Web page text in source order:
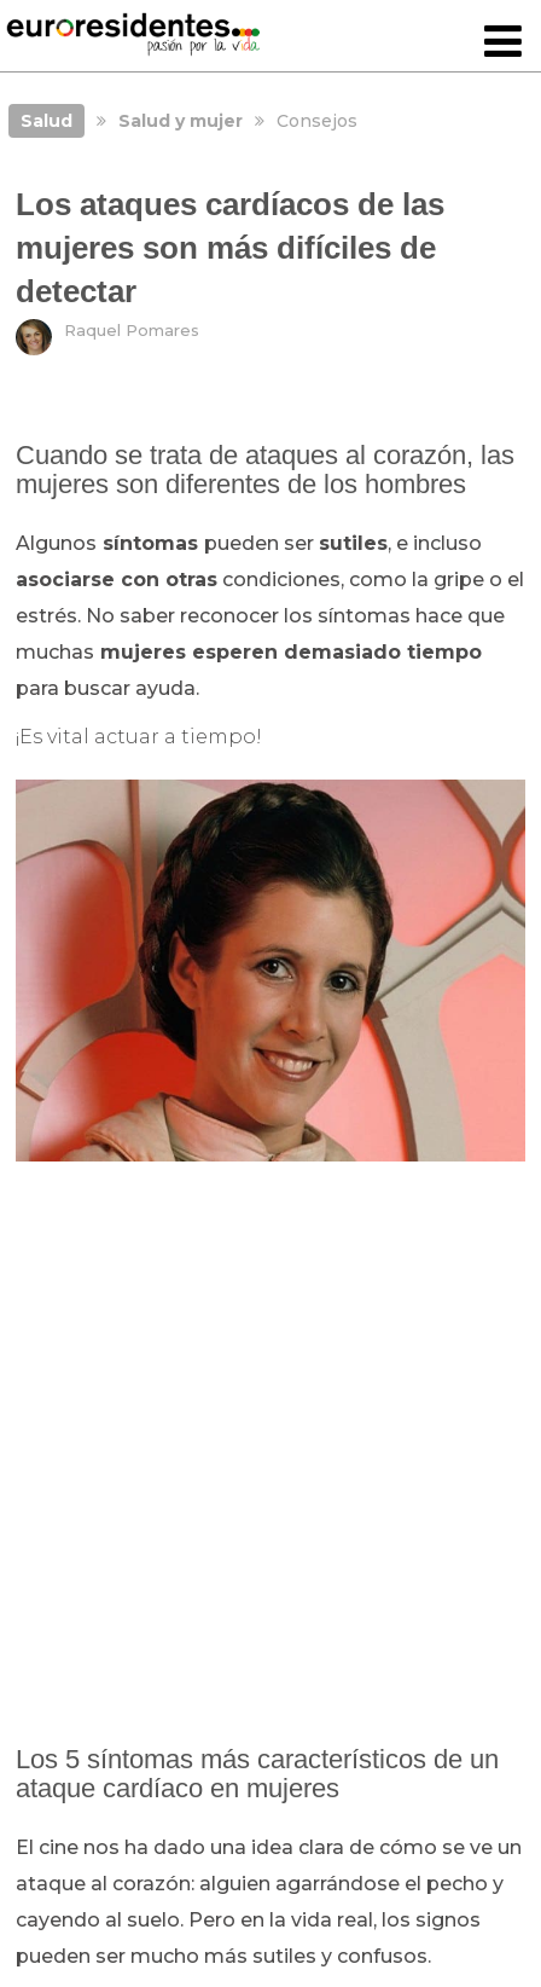
Salud Salud y mujer Consejos
Los ataques cardíacos de las
mujeres son más difíciles de
detectar
Raquel Pomares
Cuando se trata de ataques al corazón, las
mujeres son diferentes de los hombres
Algunos síntomas pueden ser sutiles, e incluso
asociarse con otras condiciones, como la gripe o el
estrés. No saber reconocer los síntomas hace que
muchas mujeres esperen demasiado tiempo
para buscar ayuda.
¡Es vital actuar a tiempo!
Los 5 síntomas más característicos de un
ataque cardíaco en mujeres
El cine nos ha dado una idea clara de cómo se ve un
ataque al corazón: alguien agarrándose el pecho y
cayendo al suelo. Pero en la vida real, los signos
pueden ser mucho más sutiles y confusos.